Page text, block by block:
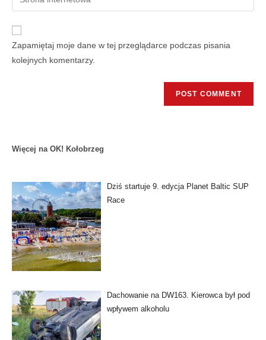
Zapamiętaj moje dane w tej przeglądarce podczas pisania
kolejnych komentarzy.
Więcej na OK! Kołobrzeg
Dziś startuje 9. edycja Planet Baltic SUP
Race
Dachowanie na DW163. Kierowca był pod
wpływem alkoholu